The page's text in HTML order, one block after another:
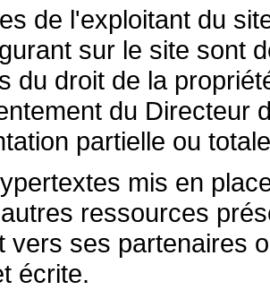
de l'exploitant du
sur le site sont
du droit de la
du Directeur
partielle ou
mis en
ressources
vers ses partenaires
écrite.